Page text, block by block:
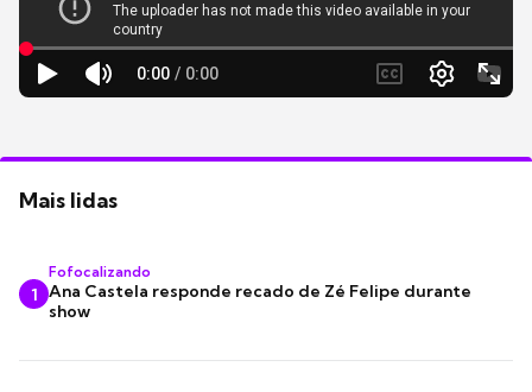
Mais lidas
1
Fofocalizando
Ana Castela responde recado de Zé Felipe durante
show